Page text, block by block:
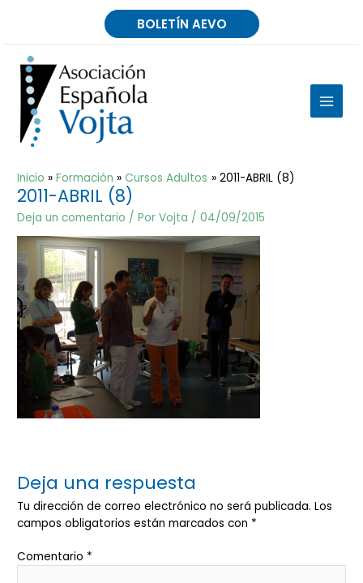
BOLETÍN AEVO
MAIN
Inicio Formación Cursos Adultos 2011-ABRIL (8)
2011-ABRIL (8)
Deja un comentario / PorVojta /04/09/2015
Deja una respuesta
Tu dirección de correo electrónico no será publicada. Los
campos obligatorios están marcados con *
Comentario *